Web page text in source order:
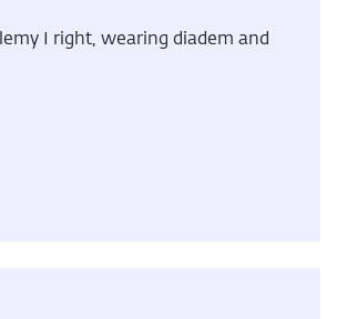
I right, wearing diadem and